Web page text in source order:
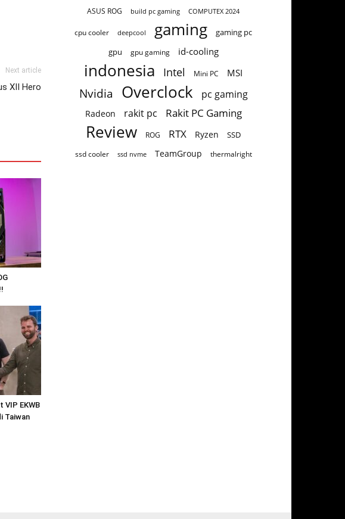
Next article
XII Hero
VIP EKWB
Taiwan
ASUS ROG build pc gaming COMPUTEX 2024
cpu cooler deepcool gaming
gaming pc
gpu
gpu gaming id-cooling
indonesia Intel Mini PC MSI
Nvidia Overclock pc gaming
Radeon rakit pc Rakit PC Gaming
Review ROG RTX Ryzen SSD
ssd cooler ssd nvme TeamGroup thermalright